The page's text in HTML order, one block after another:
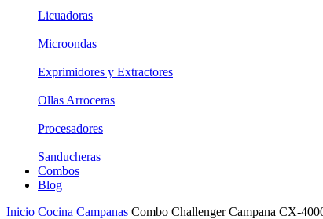
Licuadoras
Microondas
Exprimidores y Extractores
Ollas Arroceras
Procesadores
Sanducheras
Combos
Blog
Inicio Cocina Campanas Combo Challenger Campana CX-